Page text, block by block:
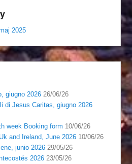
2025
giugno 2026 26/06/26
di Jesus Caritas, giugno 2026
week Booking form 10/06/26
and Ireland, June 2026 10/06/26
junio 2026 29/05/26
2026 23/05/26